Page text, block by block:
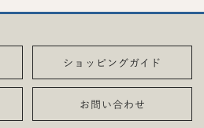
ショッピングガイド
お問い合わせ